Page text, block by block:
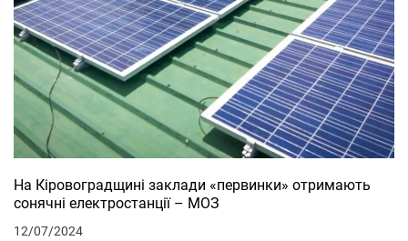
На Кіровоградщині заклади «первинки» отримають
сонячні електростанції – МОЗ
12/07/2024